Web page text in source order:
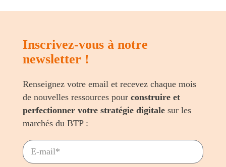
Inscrivez-vous à notre
newsletter !
Renseignez votre email et recevez chaque mois
de nouvelles ressources pour construire et
perfectionner votre stratégie digitalesur les
marchés du BTP :